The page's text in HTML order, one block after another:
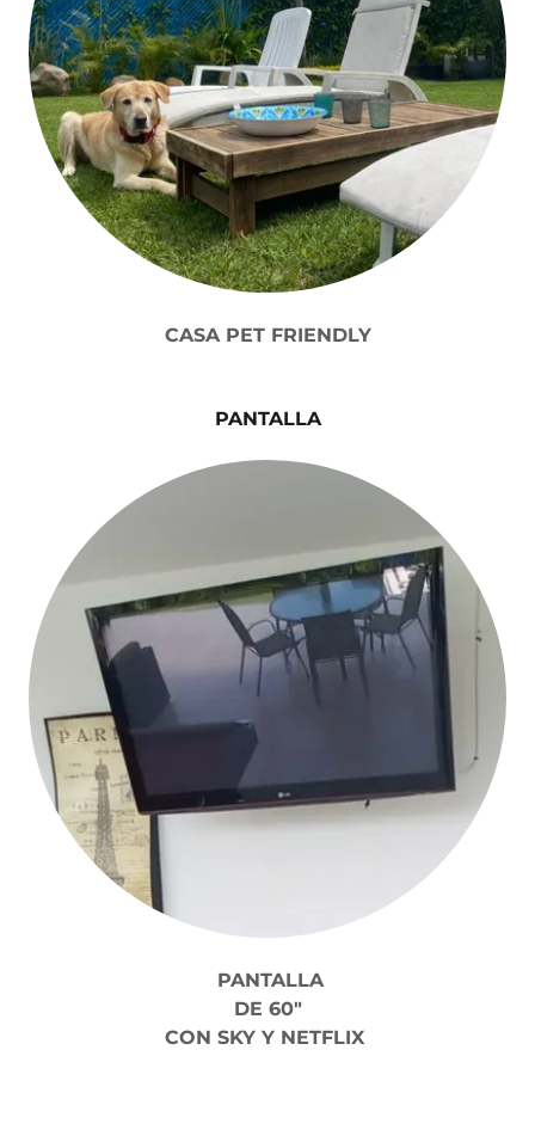
CASA PET FRIENDLY
PANTALLA
PANTALLA
DE 60"
CON SKY Y NETFLIX